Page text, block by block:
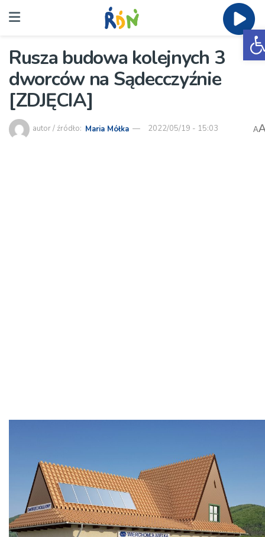
Rusza budowa kolejnych 3
dworców na Sądecczyźnie
[ZDJĘCIA]
autor / źródło: Maria Mółka 2022/05/19 - 15:03 A